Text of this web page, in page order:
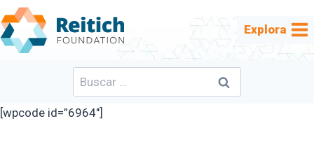
Saltar
al
contenido
Explora
Buscar:
[wpcode id=”6964″]